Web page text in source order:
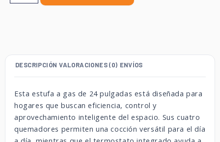
DESCRIPCIÓN VALORACIONES (0) ENVÍOS
Esta estufa a gas de 24 pulgadas está diseñada para
hogares que buscan eficiencia, control y
aprovechamiento inteligente del espacio. Sus cuatro
quemadores permiten una cocción versátil para el día